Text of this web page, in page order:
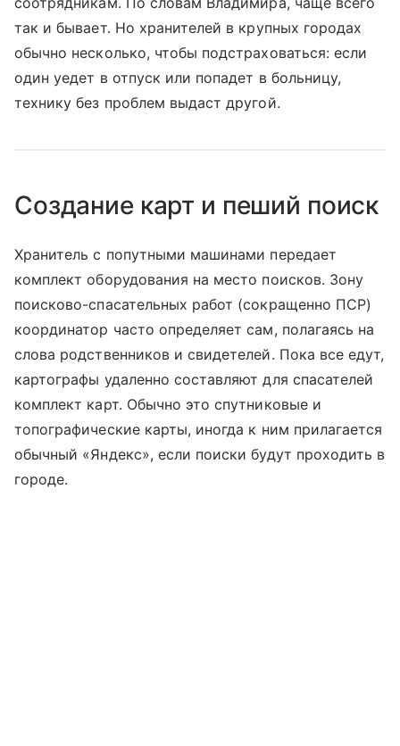
так и бывает. Но хранителей в крупных городах
обычно несколько, чтобы подстраховаться: если
один уедет в отпуск или попадет в больницу,
технику без проблем выдаст другой.
Создание карт и пеший поиск
Хранитель с попутными машинами передает
комплект оборудования на место поисков. Зону
поисково-спасательных работ (сокращенно ПСР)
координатор часто определяет сам, полагаясь на
слова родственников и свидетелей. Пока все едут,
картографы удаленно составляют для спасателей
комплект карт. Обычно это спутниковые и
топографические карты, иногда к ним прилагается
обычный «Яндекс», если поиски будут проходить в
городе.